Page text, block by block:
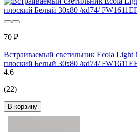
70 ₽
Встраиваемый светильник Ecola
плоский Белый 30x80 /кd74/
4.6
(22)
В корзину